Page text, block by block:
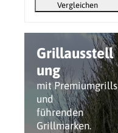
Grillausstell
ung
mit Premiumgrills
und
führenden
Grillmarken.
Vergleichen